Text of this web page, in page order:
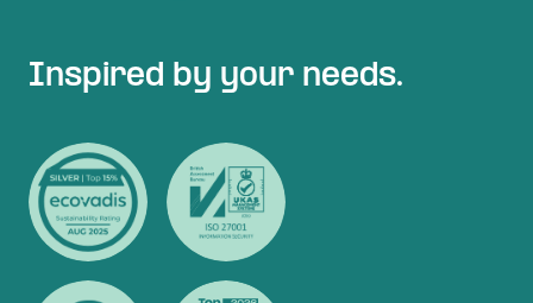
Inspired by your needs.